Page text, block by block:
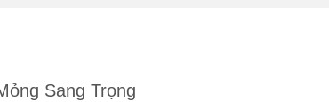
Sang Trọng